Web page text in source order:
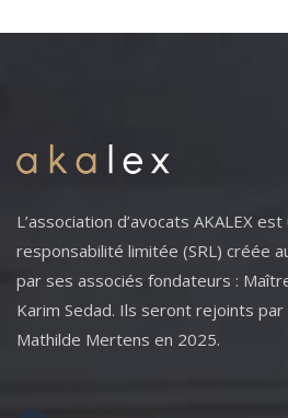
L’association d’avocats AKALEX
responsabilité limitée (SRL) créée
par ses associés fondateurs :
Karim Sedad. Ils seront rejoints
Mathilde Mertens en 2025.